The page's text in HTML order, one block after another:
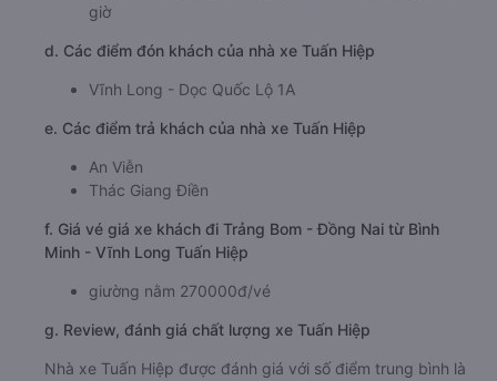
giờ
d. Các điểm đón khách của nhà xe Tuấn Hiệp
Vĩnh Long - Dọc Quốc Lộ 1A
e. Các điểm trả khách của nhà xe Tuấn Hiệp
An Viễn
Thác Giang Điền
f. Giá vé giá xe khách đi Trảng Bom - Đồng Nai từ Bình
Minh - Vĩnh Long Tuấn Hiệp
giường nằm 270000đ/vé
g. Review, đánh giá chất lượng xe Tuấn Hiệp
Nhà xe Tuấn Hiệp được đánh giá với số điểm trung bình là